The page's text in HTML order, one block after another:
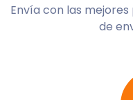
Envía con las
de